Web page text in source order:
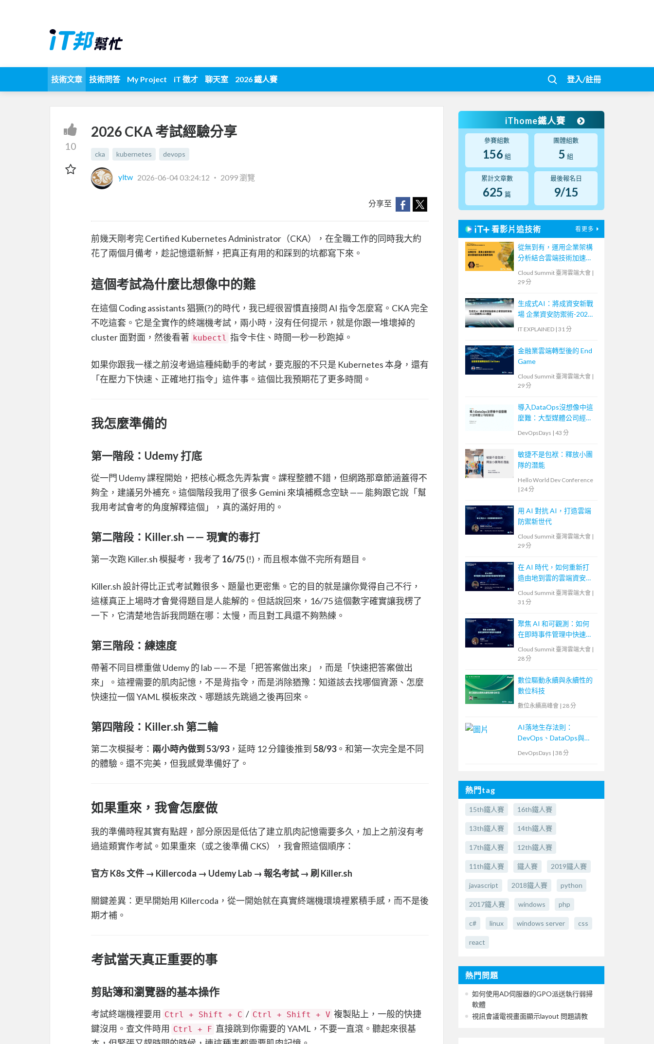
技術文章 技術問答 My Project iT 徵才 聊天室 2026 鐵人賽 登入/註冊
10
2026 CKA 考試經驗分享
cka kubernetes devops
yltw 2026-06-04 03:24:12 ‧ 2099 瀏覽
分享至
前幾天剛考完 Certified Kubernetes Administrator（CKA），在全職工作的同時我大約
花了兩個月備考，趁記憶還新鮮，把真正有用的和踩到的坑都寫下來。
這個考試為什麼比想像中的難
在這個 Coding assistants 猖獗(?)的時代，我已經很習慣直接問 AI 指令怎麼寫。CKA 完全
不吃這套。它是全實作的終端機考試，兩小時，沒有任何提示，就是你跟一堆壞掉的
cluster 面對面，然後看著 kubectl 指令卡住、時間一秒一秒跑掉。
如果你跟我一樣之前沒考過這種純動手的考試，要克服的不只是 Kubernetes 本身，還有
「在壓力下快速、正確地打指令」這件事。這個比我預期花了更多時間。
我怎麼準備的
第一階段：Udemy 打底
從一門 Udemy 課程開始，把核心概念先弄紮實。課程整體不錯，但網路那章節涵蓋得不
夠全，建議另外補充。這個階段我用了很多 Gemini 來填補概念空缺 —— 能夠跟它說「幫
我用考試會考的角度解釋這個」，真的滿好用的。
第二階段：Killer.sh —— 現實的毒打
第一次跑 Killer.sh 模擬考，我考了 16/75(!)，而且根本做不完所有題目。
Killer.sh 設計得比正式考試難很多、題量也更密集。它的目的就是讓你覺得自己不行，
這樣真正上場時才會覺得題目是人能解的。但話說回來，16/75 這個數字確實讓我楞了
一下，它清楚地告訴我問題在哪：太慢，而且對工具還不夠熟練。
第三階段：練速度
帶著不同目標重做 Udemy 的 lab —— 不是「把答案做出來」，而是「快速把答案做出
來」。這裡需要的肌肉記憶，不是背指令，而是消除猶豫：知道該去找哪個資源、怎麼
快速拉一個 YAML 模板來改、哪題該先跳過之後再回來。
第四階段：Killer.sh 第二輪
第二次模擬考： 兩小時內做到 53/93，延時 12 分鐘後推到58/93。和第一次完全是不同
的體驗。還不完美，但我感覺準備好了。
如果重來，我會怎麼做
我的準備時程其實有點趕，部分原因是低估了建立肌肉記憶需要多久，加上之前沒有考
過這類實作考試。如果重來（或之後準備 CKS），我會照這個順序：
官方 K8s 文件 → Killercoda → Udemy Lab → 報名考試 → 刷 Killer.sh
關鍵差異：更早開始用 Killercoda，從一開始就在真實終端機環境裡累積手感，而不是後
期才補。
考試當天真正重要的事
剪貼簿和瀏覽器的基本操作
考試終端機裡要用 Ctrl + Shift + C / Ctrl + Shift + V 複製貼上，一般的快捷
鍵沒用。查文件時用 Ctrl + F 直接跳到你需要的 YAML，不要一直滾。聽起來很基
iThome鐵人賽
參賽組數
156 組
團體組數
5 組
累計文章數
625 篇
最後報名日
9/15
看影片追技術 看更多
從無到有，運用企業架構
分析結合雲端技術加速業
Cloud Summit 臺灣雲端大會 |
29 分
生成式AI：將成資安新戰
場 企業資安防禦術-2023
IT EXPLAINED | 31 分
金融業雲端轉型後的 End
Game
Cloud Summit 臺灣雲端大會 |
29 分
導入DataOps沒想像中這
麼難：大型媒體公司經驗
DevOpsDays | 43 分
敏捷不是包袱：釋放小團
隊的潛能
Hello World Dev Conference
| 24 分
用 AI 對抗 AI，打造雲端
防禦新世代
Cloud Summit 臺灣雲端大會 |
29 分
在 AI 時代，如何重新打
造由地到雲的雲端資安管
Cloud Summit 臺灣雲端大會 |
31 分
聚焦 AI 和可觀測：如何
在即時事件管理中快速回
Cloud Summit 臺灣雲端大會 |
28 分
數位驅動永續與永續性的
數位科技
數位永續高峰會 | 28 分
AI落地生存法則：
DevOps、DataOps與
MLOps密不可分的ML專
DevOpsDays | 38 分
熱門tag
15th鐵人賽 16th鐵人賽
13th鐵人賽 14th鐵人賽
17th鐵人賽 12th鐵人賽
11th鐵人賽 鐵人賽 2019鐵人賽
javascript 2018鐵人賽 python
2017鐵人賽 windows php
c# linux windows server css
react
熱門問題
如何使用AD伺服器的GPO派送執行弱掃
軟體
視訊會議電視畫面顯示layout 問題請教